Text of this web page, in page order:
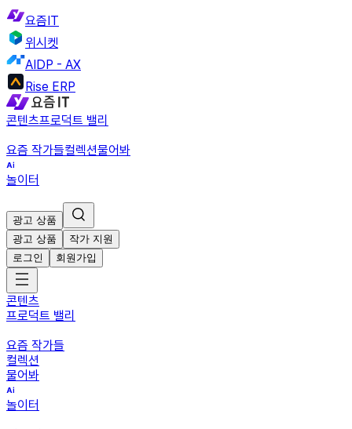
요즘IT
위시켓
AIDP - AX
Rise ERP
콘텐츠프로덕트 밸리
요즘 작가들컬렉션물어봐
놀이터
광고 상품
광고 상품
작가 지원
로그인
회원가입
콘텐츠
프로덕트 밸리
요즘 작가들
컬렉션
물어봐
놀이터